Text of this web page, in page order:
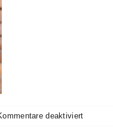
deaktiviertfür